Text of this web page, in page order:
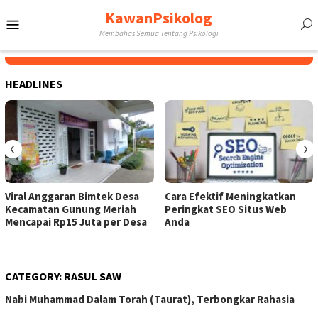
to
KawanPsikolog
Membahas Semua Tentang Psikologi
HEADLINES
Viral Anggaran Bimtek Desa
Kecamatan Gunung Meriah
Mencapai Rp15 Juta per Desa
Cara Efektif Meningkatkan
Peringkat SEO Situs Web
Anda
‹ ›
CATEGORY: RASUL SAW
Nabi Muhammad Dalam Torah (Taurat), Terbongkar Rahasia